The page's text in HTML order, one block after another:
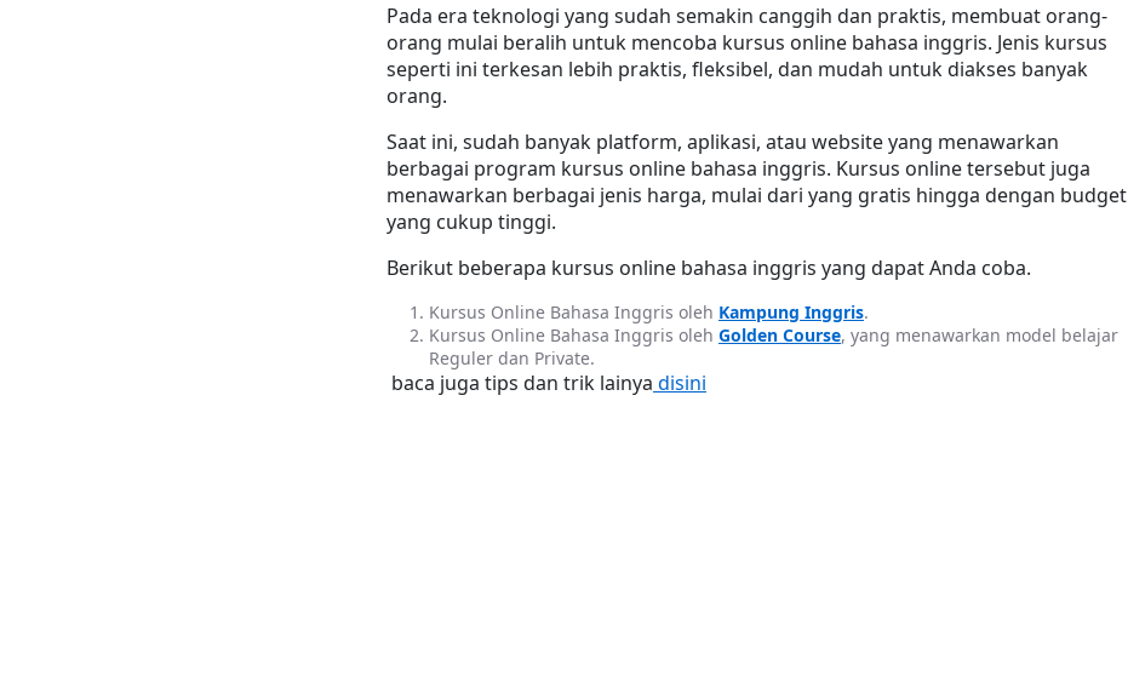
Pada era teknologi yang sudah semakin canggih dan praktis, membuat orang-
orang mulai beralih untuk mencoba kursus online bahasa inggris. Jenis kursus
seperti ini terkesan lebih praktis, fleksibel, dan mudah untuk diakses banyak
orang.
Saat ini, sudah banyak platform, aplikasi, atau website yang menawarkan
berbagai program kursus online bahasa inggris. Kursus online tersebut juga
menawarkan berbagai jenis harga, mulai dari yang gratis hingga dengan budget
yang cukup tinggi.
Berikut beberapa kursus online bahasa inggris yang dapat Anda coba.
Kursus Online Bahasa Inggris oleh Kampung Inggris.
Kursus Online Bahasa Inggris oleh Golden Course, yang menawarkan model belajar
Reguler dan Private.
baca juga tips dan trik lainya disini